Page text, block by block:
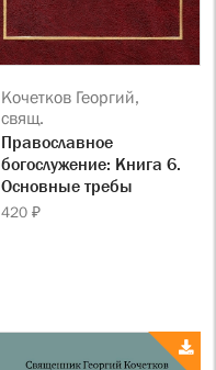
Кочетков Георгий,
свящ.
Православное
богослужение: Книга 6.
Основные требы
420 ₽